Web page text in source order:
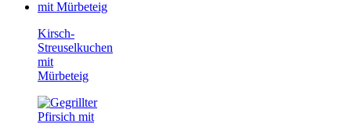
Kirsch-
Streuselkuchen
mit
Mürbeteig